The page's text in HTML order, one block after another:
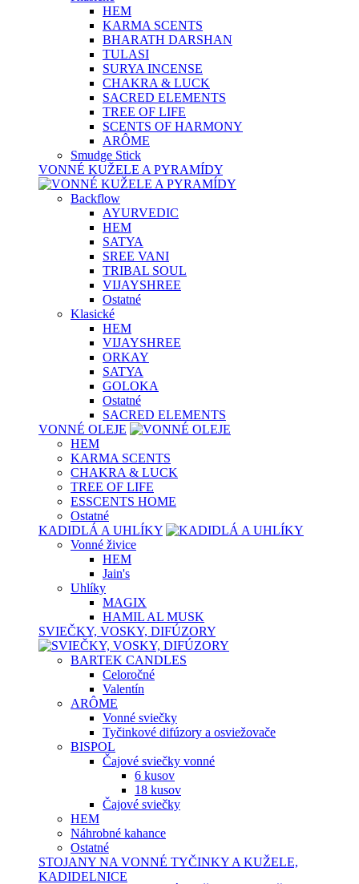
HEM
KARMA SCENTS
BHARATH DARSHAN
TULASI
SURYA INCENSE
CHAKRA & LUCK
SACRED ELEMENTS
TREE OF LIFE
SCENTS OF HARMONY
ARÔME
Smudge Stick
VONNÉ KUŽELE A PYRAMÍDY
Backflow
AYURVEDIC
HEM
SATYA
SREE VANI
TRIBAL SOUL
VIJAYSHREE
Ostatné
Klasické
HEM
VIJAYSHREE
ORKAY
SATYA
GOLOKA
Ostatné
SACRED ELEMENTS
VONNÉ OLEJE
HEM
KARMA SCENTS
CHAKRA & LUCK
TREE OF LIFE
ESSCENTS HOME
Ostatné
KADIDLÁ A UHLÍKY
Vonné živice
HEM
Jain's
Uhlíky
MAGIX
HAMIL AL MUSK
SVIEČKY, VOSKY, DIFÚZORY
BARTEK CANDLES
Celoročné
Valentín
ARÔME
Vonné sviečky
Tyčinkové difúzory a osviežovače
BISPOL
Čajové sviečky vonné
6 kusov
18 kusov
Čajové sviečky
HEM
Náhrobné kahance
Ostatné
STOJANY NA VONNÉ TYČINKY A KUŽELE,
KADIDELNICE